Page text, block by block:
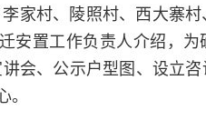
家村、陵照村、西大寨
置工作负责人介绍，
会、公示户型图、设立